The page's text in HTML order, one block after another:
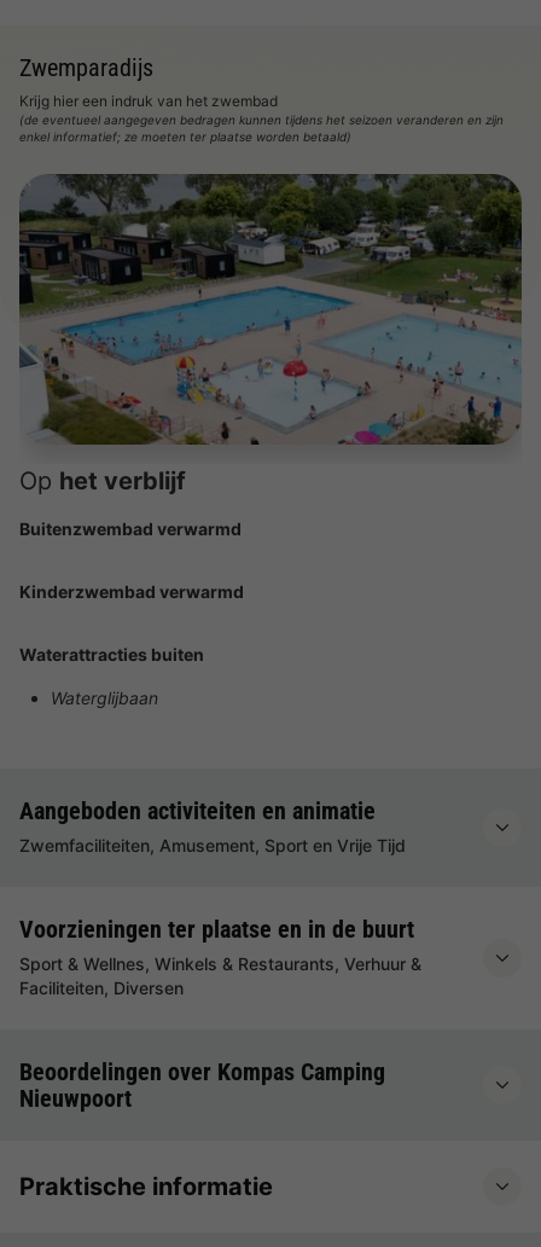
Zwemparadijs
Krijg hier een indruk van het zwembad
(de eventueel aangegeven bedragen kunnen tijdens het seizoen veranderen en zijn
enkel informatief; ze moeten ter plaatse worden betaald)
Op het verblijf
Buitenzwembad verwarmd
Kinderzwembad verwarmd
Waterattracties buiten
Waterglijbaan
Aangeboden activiteiten en animatie
Zwemfaciliteiten, Amusement, Sport en Vrije Tijd
Voorzieningen ter plaatse en in de buurt
Sport & Wellnes, Winkels & Restaurants, Verhuur &
Faciliteiten, Diversen
Beoordelingen over Kompas Camping
Nieuwpoort
Praktische informatie